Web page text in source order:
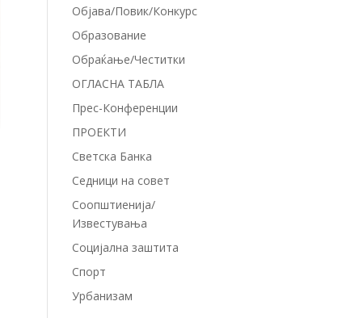
Објава/Повик/Конкурс
Образование
Обраќање/Честитки
ОГЛАСНА ТАБЛА
Прес-Конференции
ПРОЕКТИ
Светска Банка
Седници на совет
Соопштиенија/
Известувања
Социјална заштита
Спорт
Урбанизам